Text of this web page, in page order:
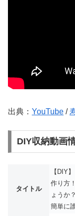
出典： YouTube /
DIY収納動画
タイトル
【DIY
作り方
ょうか
簡単に